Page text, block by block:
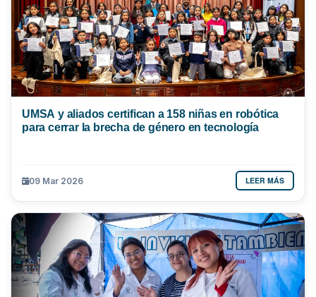
UMSA y aliados certifican a 158 niñas en robótica
para cerrar la brecha de género en tecnología
09 Mar 2026 LEER MÁS